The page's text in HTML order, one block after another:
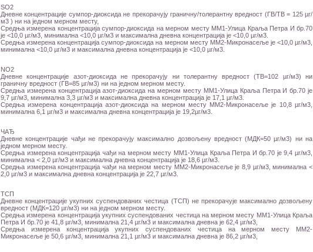
SО2
Дневне концентрације сумпор-диоксида не прекорачују граничну/толерантну вредност (ГВ/ТВ = 125 µг/
м3 ) ни на једном мерном месту,
Средња измерена концентрација сумпор-диоксида на мерном месту ММ1-Улица Краља Петра И бр.70
је <10,0 µг/м3, минимална <10,0 µг/м3 и максимална дневна концентрација је <10,0 µг/м3.
Средња измерена концентрација сумпор-диоксида на мерном месту ММ2-Микронасеље је <10,0 µг/м3,
минимална <10,0 µг/м3 и максимална дневна концентрација је <10,0 µг/м3.
NО2
Дневне концентрације азот-диоксида не прекорачују ни толерантну вредност (ТВ=102 µг/м3) ни
граничну вредност (ГВ=85 µг/м3) ни на једном мерном месту.
Средња измерена концентрација азот-диоксида на мерном месту ММ1-Улица Краља Петра И бр.70 је
9,7 µг/м3, минимална 3,3 µг/м3 и максимална дневна концентрација је 17,1 µг/м3.
Средња измерена концентрација азот-диоксида на мерном месту ММ2-Микронасеље је 10,8 µг/м3,
минимална 6,1 µг/м3 и максимална дневна концентрација је 19,2µг/м3.
ЧАЂ
Дневне концентрације чађи не прекорачују максимално дозвољену вредност (МДК=50 µг/м3) ни на
једном мерном месту.
Средња измерена концентрација чађи на мерном месту ММ1-Улица Краља Петра И бр.70 је 9,4 µг/м3,
минимална < 2,0 µг/м3 и максимална дневна концентрација је 18,6 µг/м3.
Средња измерена концентрација чађи на мерном месту ММ2-Микронасеље је 8,9 µг/м3, минимална <
2,0 µг/м3 и максимална дневна концентрација је 22,7 µг/м3.
ТСП
Дневне концентрације укупних суспендованих честица (ТСП) не прекорачује максимално дозвољену
вредност (МДК=120 µг/м3) ни на једном мерном месту.
Средња измерена концентрација укупних суспендованих честица на мерном месту ММ1-Улица Краља
Петра И бр.70 је 41,8 µг/м3, минимална 21,4 µг/м3 и максимална дневна је 62,4 µг/м3,
Средња измерена концентрација укупних суспендованих честица на мерном месту ММ2-
Микронасеље је 50,6 µг/м3, минимална 21,1 µг/м3 и максимална дневна је 86,2 µг/м3,